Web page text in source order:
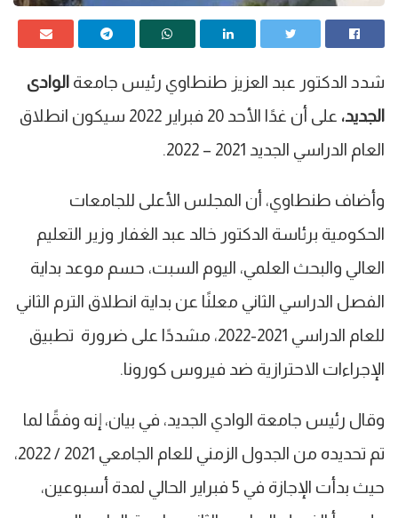
شدد الدكتور عبد العزيز طنطاوي رئيس جامعة الوادى
الجديد،
على أن غدًا الأحد 20 فبراير 2022 سيكون انطلاق
العام الدراسي الجديد 2021 – 2022.
وأضاف طنطاوي، أن المجلس الأعلى للجامعات
الحكومية برئاسة الدكتور خالد عبد الغفار وزير التعليم
العالي والبحث العلمي، اليوم السبت، حسم موعد بداية
الفصل الدراسي الثاني معلنًا عن بداية انطلاق الترم الثاني
للعام الدراسي 2021-2022، مشددًا على ضرورة تطبيق
الإجراءات الاحترازية ضد فيروس كورونا.
وقال رئيس جامعة الوادي الجديد، في بيان، إنه وفقًا لما
تم تحديده من الجدول الزمني للعام الجامعي 2021 / 2022،
حيث بدأت الإجازة في 5 فبراير الحالي لمدة أسبوعين،